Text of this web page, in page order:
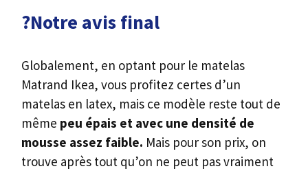
?Notre avis final
Globalement, en optant pour le matelas
Matrand Ikea, vous profitez certes d’un
matelas en latex, mais ce modèle reste tout de
même peu épais et avec une densité de
mousse assez faible. Mais pour son prix, on
trouve après tout qu’on ne peut pas vraiment